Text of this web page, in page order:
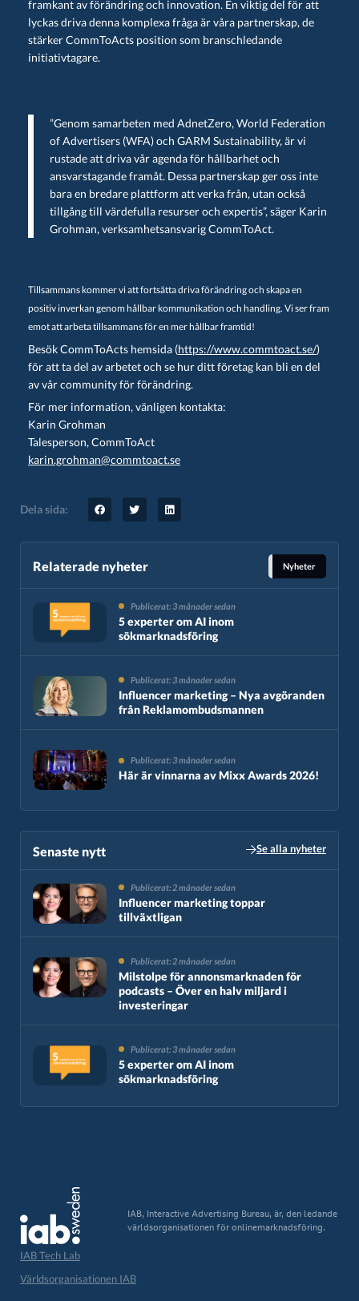
framkant av förändring och innovation. En viktig del för att
lyckas driva denna komplexa fråga är våra partnerskap, de
stärker CommToActs position som branschledande
initiativtagare.
”Genom samarbeten med AdnetZero, World Federation
of Advertisers (WFA) och GARM Sustainability, är vi
rustade att driva vår agenda för hållbarhet och
ansvarstagande framåt. Dessa partnerskap ger oss inte
bara en bredare plattform att verka från, utan också
tillgång till värdefulla resurser och expertis”, säger Karin
Grohman, verksamhetsansvarig CommToAct.
Tillsammans kommer vi att fortsätta driva förändring och skapa en
positiv inverkan genom hållbar kommunikation och handling. Vi ser fram
emot att arbeta tillsammans för en mer hållbar framtid!
Besök CommToActs hemsida (https://www.commtoact.se/)
för att ta del av arbetet och se hur ditt företag kan bli en del
av vår community för förändring.
För mer information, vänligen kontakta:
Karin Grohman
Talesperson, CommToAct
karin.grohman@commtoact.se
Dela sida:
Relaterade nyheter Nyheter
Publicerat: 3 månader sedan
5 experter om AI inom
sökmarknadsföring
Publicerat: 3 månader sedan
Influencer marketing – Nya avgöranden
från Reklamombudsmannen
Publicerat: 3 månader sedan
Här är vinnarna av Mixx Awards 2026!
Senaste nytt​ Se alla nyheter
Publicerat: 2 månader sedan
Influencer marketing toppar
tillväxtligan
Publicerat: 2 månader sedan
Milstolpe för annonsmarknaden för
podcasts – Över en halv miljard i
investeringar
Publicerat: 3 månader sedan
5 experter om AI inom
sökmarknadsföring
IAB, Interactive Advertising Bureau, är, den ledande
världsorganisationen för onlinemarknadsföring.
IAB Tech Lab
Världsorganisationen IAB